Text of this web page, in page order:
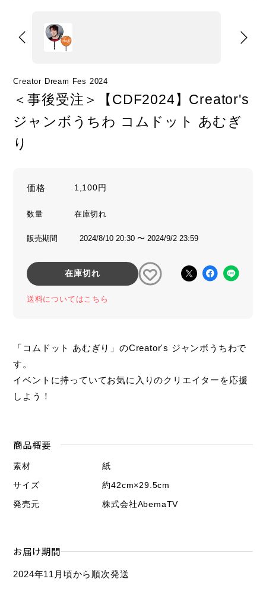
Creator Dream Fes 2024
＜事後受注＞【CDF2024】Creator's
ジャンボうちわ コムドット あむぎ
り
価格 1,100円
数量
販売期間 2024/8/10 20:30 〜 2024/9/2 23:59
在庫切れ
送料についてはこちら
「コムドット あむぎり」のCreator's ジャンボうちわで
す。
イベントに持っていてお気に入りのクリエイターを応援
しよう！
商品概要
素材
紙
サイズ
約42cm×29.5cm
発売元
株式会社AbemaTV
お届け期間
2024年11月頃から順次発送